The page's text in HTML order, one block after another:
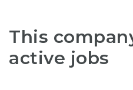
This
active jobs